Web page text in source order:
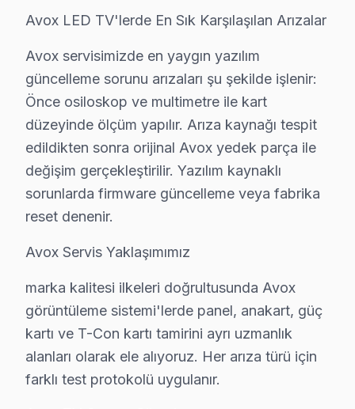
Barbaros Hayrettin Paşa mahallesi, son yıllarda
Fevzi Çakmak'ta Avox TV Servisi
Fevzi Çakmak mahallesi, geniş bir nüfusa sahip. Bu
Hürriyet'te Avox TV Servisi
Hürriyet mahallesi, hem eski hem de yeni yapıları bir
İsmetpaşa mahallesi, geniş sokakları ve sosyal
Karadeniz'de Avox TV Servisi
Karadeniz mahallesi, genellikle eski binalarla dolu bir
Karayolları'nda Avox TV Servisi
Karayolları mahallesi, genellikle yoğun trafiğe
Avox LED TV'lerde En Sık Karşılaşılan Arızalar
Avox servisimizde en yaygın yazılım
güncelleme sorunu arızaları şu şekilde işlenir:
Önce osiloskop ve multimetre ile kart
düzeyinde ölçüm yapılır. Arıza kaynağı tespit
edildikten sonra orijinal Avox yedek parça ile
değişim gerçekleştirilir. Yazılım kaynaklı
sorunlarda firmware güncelleme veya fabrika
reset denenir.
Avox Servis Yaklaşımımız
marka kalitesi ilkeleri doğrultusunda Avox
görüntüleme sistemi'lerde panel, anakart, güç
kartı ve T-Con kartı tamirini ayrı uzmanlık
alanları olarak ele alıyoruz. Her arıza türü için
farklı test protokolü uygulanır.